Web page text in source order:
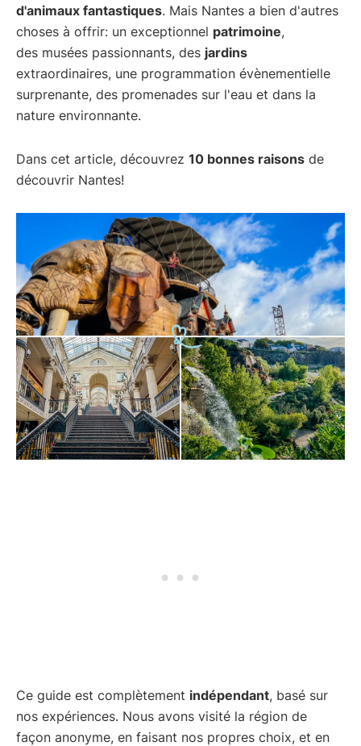
d'animaux fantastiques. Mais Nantes a bien d'autres
choses à offrir: un exceptionnel patrimoine,
des musées passionnants, des jardins
extraordinaires, une programmation évènementielle
surprenante, des promenades sur l'eau et dans la
nature environnante.
Dans cet article, découvrez 10 bonnes raisons de
découvrir Nantes!
Ce guide est complètement indépendant, basé sur
nos expériences. Nous avons visité la région de
façon anonyme, en faisant nos propres choix, et en